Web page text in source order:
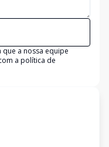
a nossa equipe
a política de